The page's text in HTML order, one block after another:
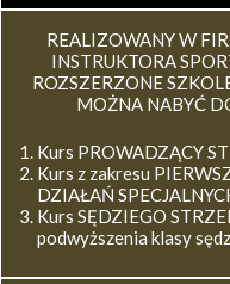
REALIZOWANY W
INSTRUKTORA
ROZSZERZONE
MOŻNA NABYĆ
Kurs PROWADZĄCY
Kurs z zakresu
DZIAŁAŃ
Kurs SĘDZIEGO
podwyższenia klasy